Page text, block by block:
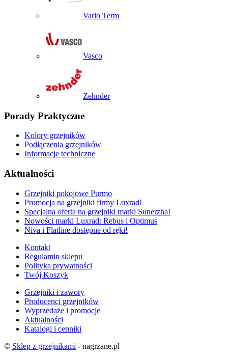
Vario Term
Vasco
Zehnder
Porady Praktyczne
Kolory grzejników
Podłączenia grzejników
Informacje techniczne
Aktualności
Grzejniki pokojowe Purmo
Promocja na grzejniki firmy Luxrad!
Specjalna oferta na grzejniki marki Sunerzha!
Nowości marki Luxrad: Rebus i Optimus
Niva i Flatline dostępne od ręki!
Kontakt
Regulamin sklepu
Polityka prywatności
Twój Koszyk
Grzejniki i zawory
Producenci grzejników
Wyprzedaże i promocje
Aktualności
Katalogi i cenniki
© Sklep z grzejnikami - nagrzane.pl